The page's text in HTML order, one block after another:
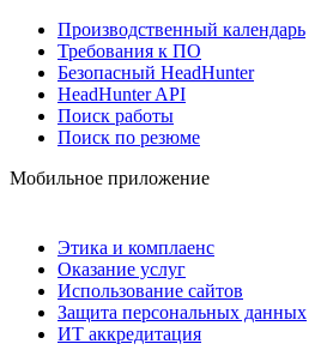
Производственный календарь
Требования к ПО
Безопасный HeadHunter
HeadHunter API
Поиск работы
Поиск по резюме
Мобильное приложение
Этика и комплаенс
Оказание услуг
Использование сайтов
Защита персональных данных
ИТ аккредитация